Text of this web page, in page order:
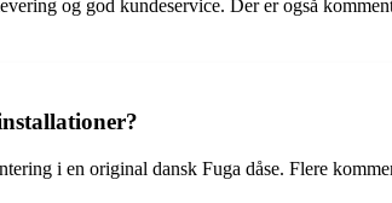
og god kundeservice. Der er også
i en original dansk Fuga dåse. Flere